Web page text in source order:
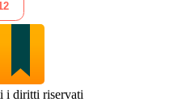
i diritti riservati